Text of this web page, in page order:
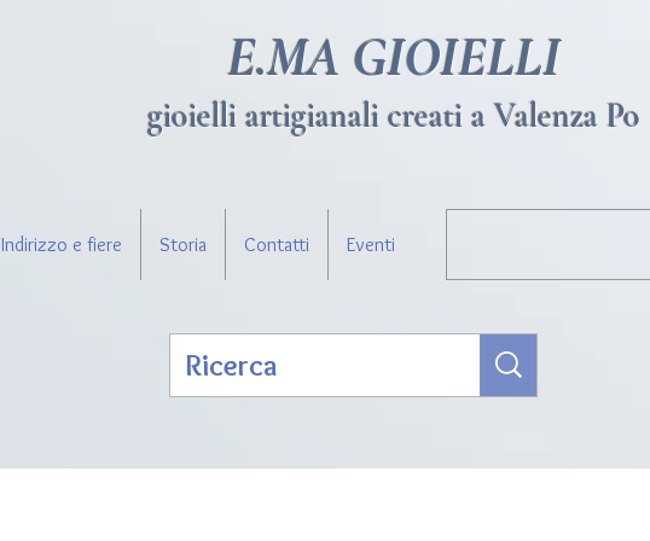
E.MA GIOIELLI
gioielli artigianali creati a Valenza Po
Indirizzo e fiere Storia Contatti Eventi